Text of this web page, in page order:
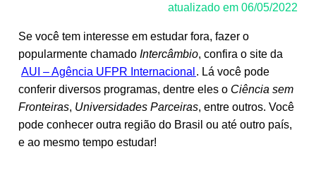
atualizado em 06/05/2022
Se você tem interesse em estudar fora, fazer o
popularmente chamado Intercâmbio, confira o site da
AUI – Agência UFPR Internacional . Lá você pode
conferir diversos programas, dentre eles o Ciência sem
Fronteiras, Universidades Parceiras, entre outros. Você
pode conhecer outra região do Brasil ou até outro país,
e ao mesmo tempo estudar!